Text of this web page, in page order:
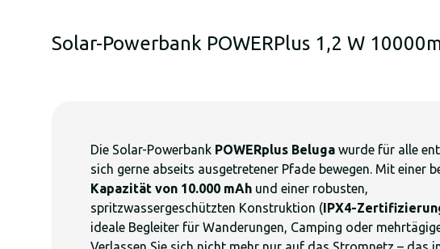
Solar-Powerbank POWERPlus 1,2 W
Die Solar-Powerbank POWERplus Beluga wurde für alle
sich gerne abseits ausgetretener Pfade bewegen. Mit einer
Kapazität von 10.000 mAh und einer robusten,
spritzwassergeschützten Konstruktion (IPX4-
ideale Begleiter für Wanderungen, Camping oder